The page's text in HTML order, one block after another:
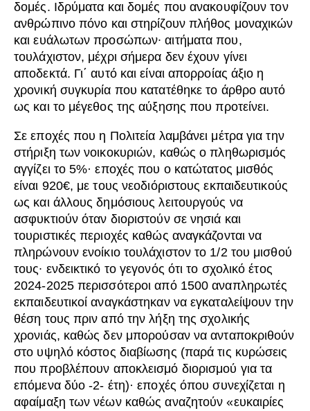
δομές. Ιδρύματα και δομές που ανακουφίζουν τον
ανθρώπινο πόνο και στηρίζουν πλήθος μοναχικών
και ευάλωτων προσώπων∙ αιτήματα που,
τουλάχιστον, μέχρι σήμερα δεν έχουν γίνει
αποδεκτά. Γι΄ αυτό και είναι απορροίας άξιο η
χρονική συγκυρία που κατατέθηκε το άρθρο αυτό
ως και το μέγεθος της αύξησης που προτείνει.
Σε εποχές που η Πολιτεία λαμβάνει μέτρα για την
στήριξη των νοικοκυριών, καθώς ο πληθωρισμός
αγγίζει το 5%· εποχές που ο κατώτατος μισθός
είναι 920€, με τους νεοδιόριστους εκπαιδευτικούς
ως και άλλους δημόσιους λειτουργούς να
ασφυκτιούν όταν διοριστούν σε νησιά και
τουριστικές περιοχές καθώς αναγκάζονται να
πληρώνουν ενοίκιο τουλάχιστον το 1/2 του μισθού
τους∙ ενδεικτικό το γεγονός ότι το σχολικό έτος
2024-2025 περισσότεροι από 1500 αναπληρωτές
εκπαιδευτικοί αναγκάστηκαν να εγκαταλείψουν την
θέση τους πριν από την λήξη της σχολικής
χρονιάς, καθώς δεν μπορούσαν να ανταποκριθούν
στο υψηλό κόστος διαβίωσης (παρά τις κυρώσεις
που προβλέπουν αποκλεισμό διορισμού για τα
επόμενα δύο -2- έτη)· εποχές όπου συνεχίζεται η
αφαίμαξη των νέων καθώς αναζητούν «ευκαιρίες